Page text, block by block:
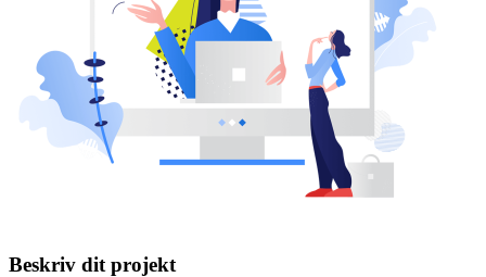
Beskriv dit projekt